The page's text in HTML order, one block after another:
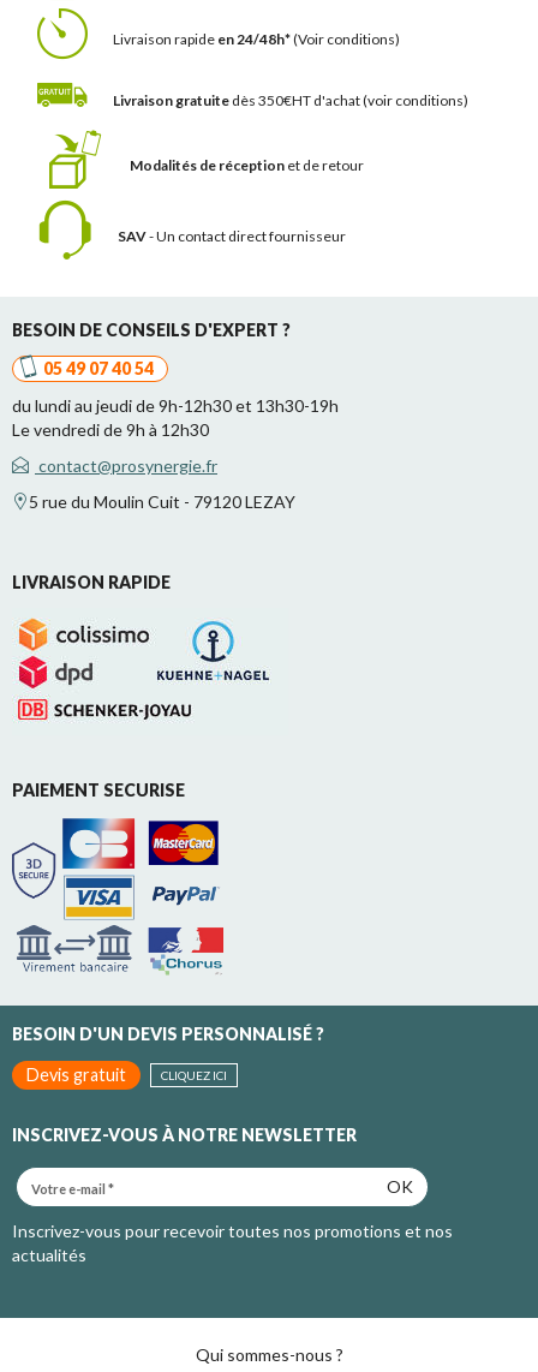
Livraison rapide en 24/48h*(Voir conditions)
Livraison gratuite dès 350€HT d'achat(voir conditions)
Modalités de réception et de retour
SAV- Un contact direct fournisseur
BESOIN DE CONSEILS D'EXPERT ?
05 49 07 40 54
du lundi au jeudi de 9h-12h30 et 13h30-19h
Le vendredi de 9h à 12h30
contact@prosynergie.fr
5 rue du Moulin Cuit - 79120 LEZAY
LIVRAISON RAPIDE
PAIEMENT SECURISE
BESOIN D'UN DEVIS PERSONNALISÉ ?
Devis gratuit
CLIQUEZ ICI
INSCRIVEZ-VOUS À NOTRE NEWSLETTER
OK
Inscrivez-vous pour recevoir toutes nos promotions et nos
actualités
Qui sommes-nous ?